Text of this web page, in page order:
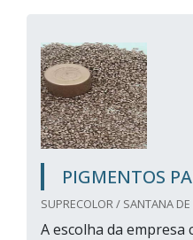
PIGMENTOS
SUPRECOLOR / SANTANA
A escolha da